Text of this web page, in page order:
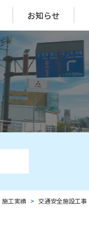
お知らせ
施工実績 交通安全施設工事